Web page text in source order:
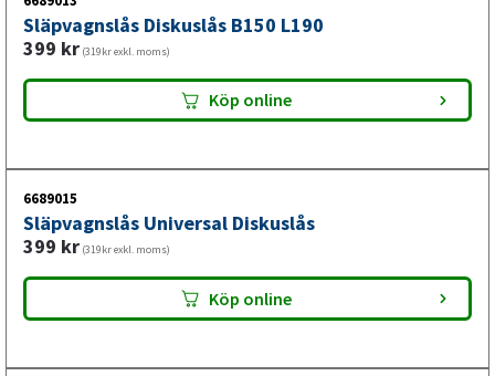
Med denna robusta kulhandske får du en koppling som
hanterar tunga laster utan att ge vika, vilket ger dig
säkerhet och stabilitet under körning oavsett
väderförhållanden. Slitindikatorn varnar dig i god tid innan
och köra med full tillitströst. Detta betyder mindre stress
bakom ratten och längre mellan servicekontroller.
mängd
Släpvagnslås Diskuslås B150 L190
399 kr (319kr exkl. moms)
Köp online
6689015
Släpvagnslås Universal Diskuslås
399 kr (319kr exkl. moms)
Köp online